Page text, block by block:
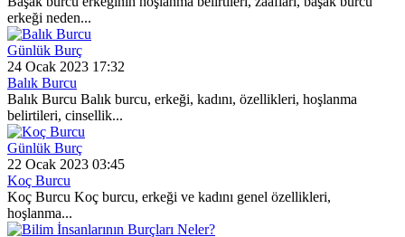
erkeği neden...
Günlük Burç
24 Ocak 2023 17:32
Balık Burcu
Balık Burcu Balık burcu, erkeği, kadını, özellikleri, hoşlanma
belirtileri, cinsellik...
Günlük Burç
22 Ocak 2023 03:45
Koç Burcu
Koç Burcu Koç burcu, erkeği ve kadını genel özellikleri,
hoşlanma...